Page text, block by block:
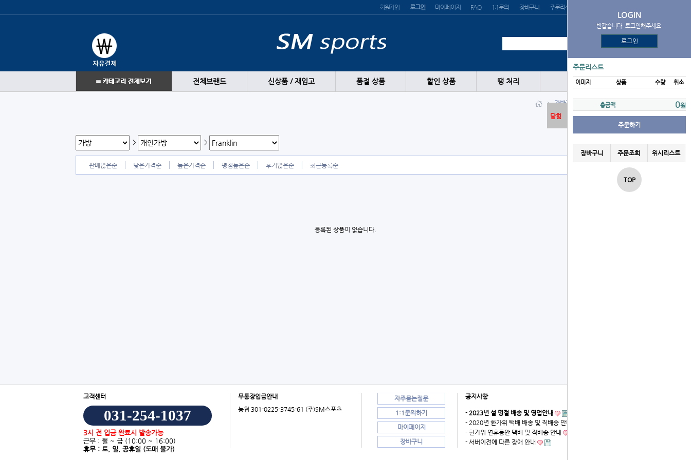
회원가입 로그인 마이페이지 FAQ 1:1문의 장바구니 주문리스트
전체브랜드 신상품 / 재입고 품절 상품 할인 상품 땡 처리
가방개인가방 Franklin
LOGIN
반갑습니다. 로그인해주세요.
로그인
주문리스트
이미지 상품 수량 취소
총금액 0원
주문하기
장바구니 주문조회 위시리스트
TOP
닫힘
> >
판매많은순 낮은가격순 높은가격순 평점높은순 후기많은순 최근등록순
등록된 상품이 없습니다.
고객센터
031-254-1037
3시 전 입금 완료시 발송가능
근무 : 월 ~ 금 (10:00 ~ 16:00)
휴무 : 토, 일, 공휴일 (도매 불가)
무통장입금안내
농협 301-0225-3745-61 (주)SM스포츠
자주묻는질문
1:1문의하기
마이페이지
장바구니
공지사항
- 2023년 설 명절 배송 및 영업안내
- 2020년 한가위 택배 배송 및 직배송 안내
- 한가위 연휴동안 택배 및 직배송 안내
- 서버이전에 따른 장애 안내